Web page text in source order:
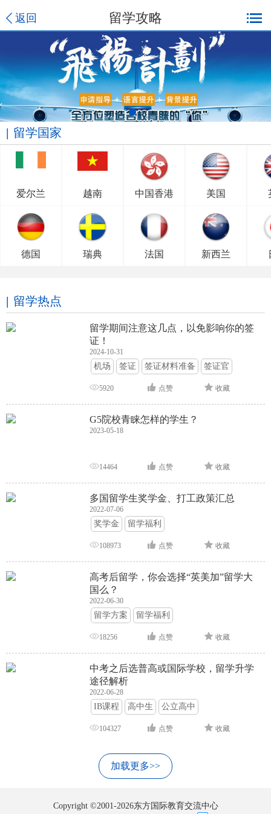
返回 留学攻略
留学国家
爱尔兰 越南 中国香港 美国
德国 瑞典 法国 新西兰
留学热点
留学期间注意这几点，以免影响你的签
证！
2024-10-31
机场 签证 签证材料准备 签证官
签证面试 签证申请攻略
5920 点赞 收藏
G5院校青睐怎样的学生？
2023-05-18
14464 点赞 收藏
多国留学生奖学金、打工政策汇总
2022-07-06
奖学金 留学福利
108973 点赞 收藏
高考后留学，你会选择“英美加”留学大
国么？
2022-06-30
留学方案 留学福利
18256 点赞 收藏
中考之后选普高或国际学校，留学升学
途径解析
2022-06-28
IB课程 高中生 公立高中
104327 点赞 收藏
加载更多>>
Copyright ©2001-2026东方国际教育交流中心